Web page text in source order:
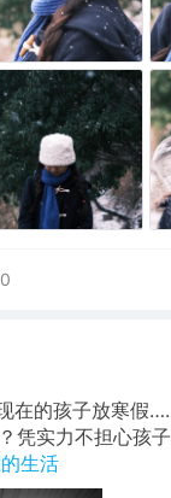
0
在的孩子放寒假
凭实力不担心孩
生活